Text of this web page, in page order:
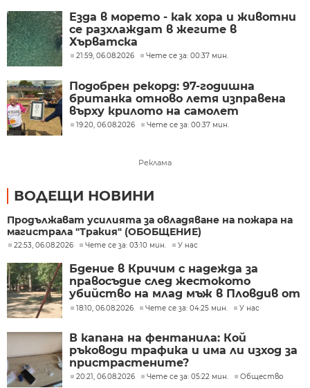
Езда в морето - как хора и животни
се разхлаждат в жегите в
Хърватска
21:59, 06.08.2026 Чете се за: 00:37 мин.
Подобрен рекорд: 97-годишна
британка отново летя изправена
върху крилото на самолет
19:20, 06.08.2026 Чете се за: 00:37 мин.
Реклама
ВОДЕЩИ НОВИНИ
Продължават усилията за овладяване на пожара на
магистрала "Тракия" (ОБОБЩЕНИЕ)
22:53, 06.08.2026 Чете се за: 03:10 мин. У нас
Бдение в Кричим с надежда за
правосъдие след жестокото
убийство на млад мъж в Пловдив от
тийнейджъри
18:10, 06.08.2026 Чете се за: 04:25 мин. У нас
В капана на фентанила: Кой
ръководи трафика и има ли изход за
пристрастените?
20:21, 06.08.2026 Чете се за: 05:22 мин. Общество